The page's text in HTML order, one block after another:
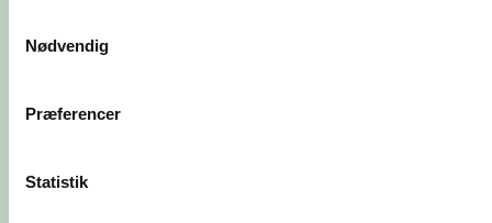
Nødvendig
Præferencer
Statistik
Søg
Udredning